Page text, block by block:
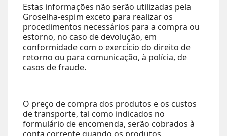
Estas informações não serão utilizadas pela
Groselha-espim exceto para realizar os
procedimentos necessários para a compra ou
estorno, no caso de devolução, em
conformidade com o exercício do direito de
retorno ou para comunicação, à polícia, de
casos de fraude.
O preço de compra dos produtos e os custos
de transporte, tal como indicados no
formulário de encomenda, serão cobrados à